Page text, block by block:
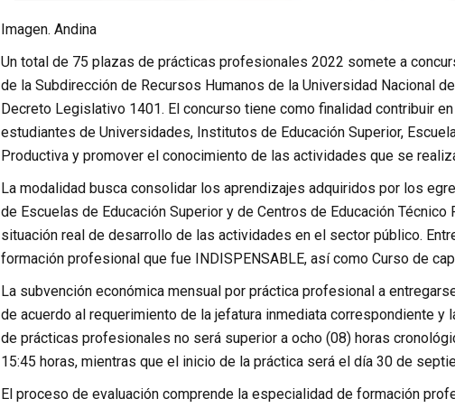
Imagen. Andina
Un total de 75 plazas de prácticas profesionales 2022 somete a
de la Subdirección de Recursos Humanos de la Universidad Nacional
Decreto Legislativo 1401. El concurso tiene como finalidad contribuir
estudiantes de Universidades, Institutos de Educación Superior,
Productiva y promover el conocimiento de las actividades que se
La modalidad busca consolidar los aprendizajes adquiridos por los
de Escuelas de Educación Superior y de Centros de Educación
situación real de desarrollo de las actividades en el sector público.
formación profesional que fue INDISPENSABLE, así como Curso de
La subvención económica mensual por práctica profesional a
de acuerdo al requerimiento de la jefatura inmediata correspondiente
de prácticas profesionales no será superior a ocho (08) horas
15:45 horas, mientras que el inicio de la práctica será el día 30 de
El proceso de evaluación comprende la especialidad de formación